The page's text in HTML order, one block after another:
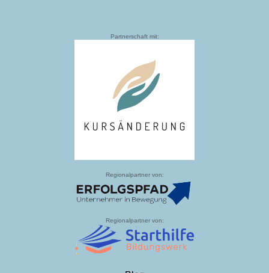
Partnerschaft mit:
Regionalpartner von:
Regionalpartner von: